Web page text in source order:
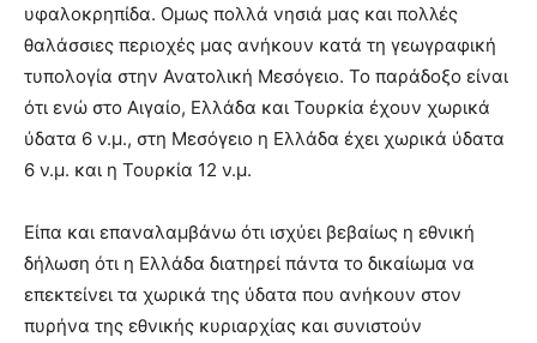
υφαλοκρηπίδα. Ομως πολλά νησιά μας και πολλές
θαλάσσιες περιοχές μας ανήκουν κατά τη γεωγραφική
τυπολογία στην Ανατολική Μεσόγειο. Το παράδοξο είναι
ότι ενώ στο Αιγαίο, Ελλάδα και Τουρκία έχουν χωρικά
ύδατα 6 ν.μ., στη Μεσόγειο η Ελλάδα έχει χωρικά ύδατα
6 ν.μ. και η Τουρκία 12 ν.μ.
Είπα και επαναλαμβάνω ότι ισχύει βεβαίως η εθνική
δήλωση ότι η Ελλάδα διατηρεί πάντα το δικαίωμα να
επεκτείνει τα χωρικά της ύδατα που ανήκουν στον
πυρήνα της εθνικής κυριαρχίας και συνιστούν